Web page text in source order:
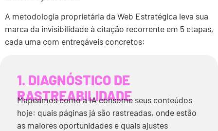
A metodologia proprietária da Web Estratégica leva sua
marca da invisibilidade à citação recorrente em 5 etapas,
cada uma com entregáveis concretos:
1. DIAGNÓSTICO DE
RASTREABILIDADE​
Mapeamos como a IA consome seus conteúdos
hoje: quais páginas já são rastreadas, onde estão
as maiores oportunidades e quais ajustes